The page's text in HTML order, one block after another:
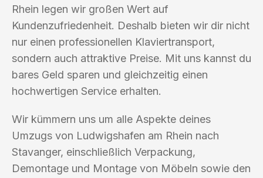
Rhein legen wir großen Wert auf
Kundenzufriedenheit. Deshalb bieten wir dir nicht
nur einen professionellen Klaviertransport,
sondern auch attraktive Preise. Mit uns kannst du
bares Geld sparen und gleichzeitig einen
hochwertigen Service erhalten.
Wir kümmern uns um alle Aspekte deines
Umzugs von Ludwigshafen am Rhein nach
Stavanger, einschließlich Verpackung,
Demontage und Montage von Möbeln sowie den